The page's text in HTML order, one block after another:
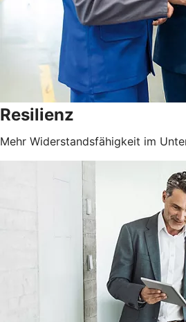
Resilienz
Mehr Widerstandsfähigkeit im